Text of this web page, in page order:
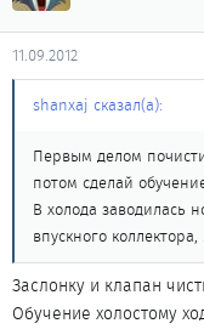
11.09.2012
shanxaj сказал(а):
Первым делом
потом сделай
В холода заводилась
впускного
Заслонку и клапан
Обучение холостому